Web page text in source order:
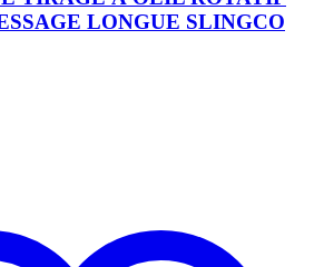
LONGUE SLINGCO